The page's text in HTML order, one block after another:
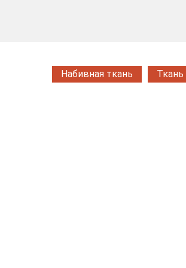
Набивная ткань